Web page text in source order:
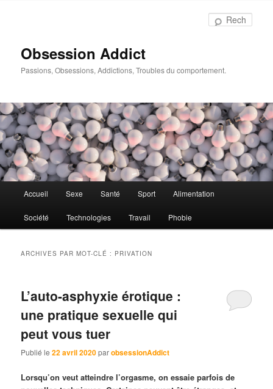
Obsession Addict
Passions, Obsessions, Addictions, Troubles du comportement.
principal
Accueil Sexe Santé Sport Alimentation
Société Technologies Travail Phobie
ARCHIVES PAR MOT-CLÉ : PRIVATION
L’auto-asphyxie érotique :
une pratique sexuelle qui
peut vous tuer
Publié le22 avril 2020parobsessionAddict
Lorsqu’on veut atteindre l’orgasme, on essaie parfois de